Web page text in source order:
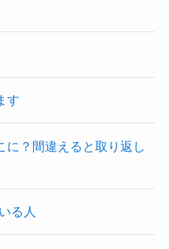
す
に？間違えると取り返し
る人